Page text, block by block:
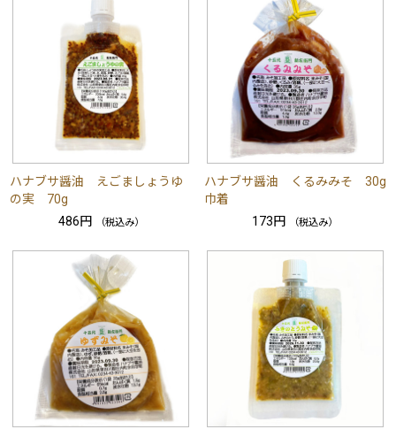
ハナブサ醤油 えごましょうゆ
の実 70g
486円
（税込み）
ハナブサ醤油 くるみみそ 30g
巾着
173円
（税込み）